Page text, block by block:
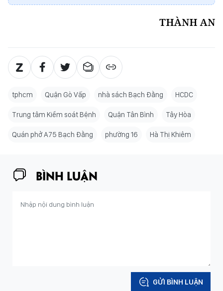
THÀNH AN
tphcm Quận Gò Vấp nhà sách Bạch Đằng HCDC
Trung tâm Kiểm soát Bệnh Quận Tân Bình Tây Hòa
Quán phở A75 Bạch Đằng phường 16 Hà Thị Khiêm
BÌNH LUẬN
GỬI BÌNH LUẬN